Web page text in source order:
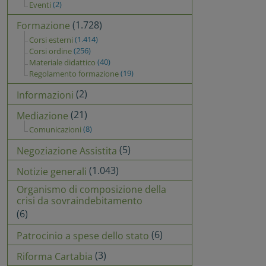
Eventi (2)
Formazione (1.728)
Corsi esterni (1.414)
Corsi ordine(256)
Materiale didattico (40)
Regolamento formazione(19)
Informazioni (2)
Mediazione (21)
Comunicazioni (8)
Negoziazione Assistita (5)
Notizie generali (1.043)
Organismo di composizione della
crisi da sovraindebitamento
(6)
Patrocinio a spese dello stato (6)
Riforma Cartabia (3)